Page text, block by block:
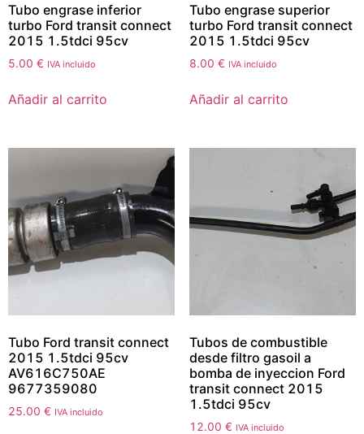
Tubo engrase inferior
turbo Ford transit connect
2015 1.5tdci 95cv
5.00 € IVA incluido
Añadir al carrito
Tubo engrase superior
turbo Ford transit connect
2015 1.5tdci 95cv
8.00 € IVA incluido
Añadir al carrito
Tubo Ford transit connect
2015 1.5tdci 95cv
AV616C750AE
9677359080
25.00 € IVA incluido
Tubos de combustible
desde filtro gasoil a
bomba de inyeccion Ford
transit connect 2015
1.5tdci 95cv
12.00 € IVA incluido